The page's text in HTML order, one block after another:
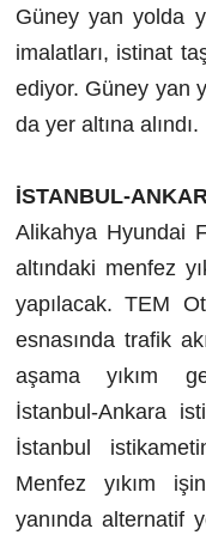
Güney yan yolda
imalatları, istinat
ediyor. Güney yan
da yer altına alındı.
İSTANBUL-
Alikahya Hyundai
altındaki menfez
yapılacak. TEM
esnasında trafik
aşama yıkım
İstanbul-Ankara
İstanbul
Menfez yıkım
yanında alternatif